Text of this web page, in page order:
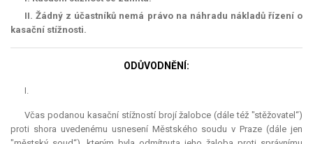
II. Žádný z účastníků nemá právo na náhradu nákladů řízení o
kasační stížnosti.
ODŮVODNĚNÍ:
I.
Včas podanou kasační stížností brojí žalobce (dále též "stěžovatel“)
proti shora uvedenému usnesení Městského soudu v Praze (dále jen